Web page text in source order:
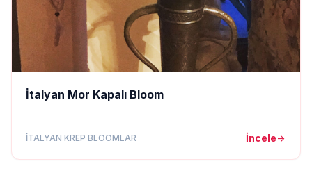
İtalyan Mor Kapalı Bloom
İTALYAN KREP BLOOMLAR İncelearrow_forward